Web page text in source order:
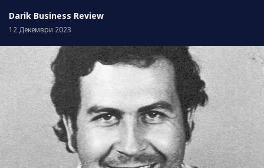
Darik Business Review
12 Декември 2023